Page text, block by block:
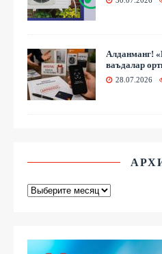
Алданманг!
ваъдалар
28.07.2026